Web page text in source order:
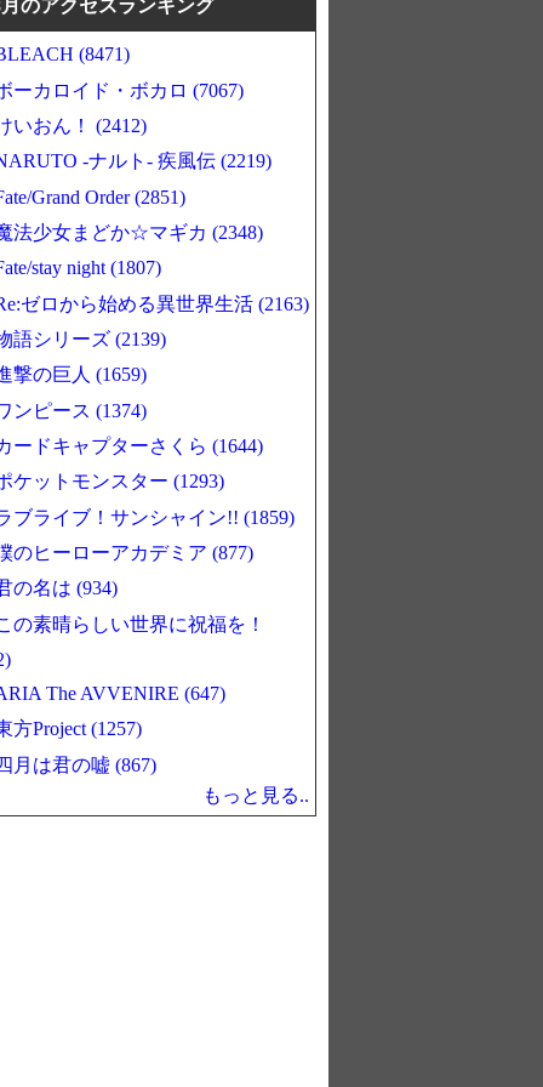
のアクセスランキング
(8471)
ーカロイド・ボカロ (7067)
いおん！ (2412)
-ナルト- 疾風伝 (2219)
Grand Order (2851)
法少女まどか☆マギカ (2348)
stay night (1807)
ゼロから始める異世界生活 (2163)
語シリーズ (2139)
撃の巨人 (1659)
ンピース (1374)
ードキャプターさくら (1644)
ケットモンスター (1293)
ブライブ！サンシャイン!! (1859)
のヒーローアカデミア (877)
の名は (934)
の素晴らしい世界に祝福を！
The AVVENIRE (647)
方Project (1257)
月は君の嘘 (867)
もっと見る..